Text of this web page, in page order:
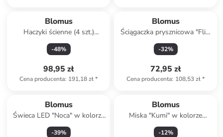
Blomus
Haczyki ścienne (4 szt.)
"Ponto" w kolorze szarym
-48%
98,95 zł
Cena producenta: 191,18 zł*
Blomus
Ściągaczka prysznicowa "Flit"
w kolorze szarym - 23 x 7 cm
-32%
72,95 zł
Cena producenta: 108,53 zł*
Blomus
Świeca LED "Noca" w kolorze
szarym - wys. 15 cm
-39%
Blomus
Miska "Kumi" w kolorze
brązowym - Ø 14 cm
-12%